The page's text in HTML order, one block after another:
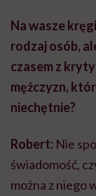
Na wasze
rodzaj osób,
czasem z
mężczyzn,
niechętnie?
Robert: Nie
świadomość,
można z niego